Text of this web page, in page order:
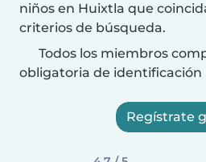
niños en Huixtla que
criterios de búsqueda.
Todos los miembros
obligatoria de identificación
Regístrate